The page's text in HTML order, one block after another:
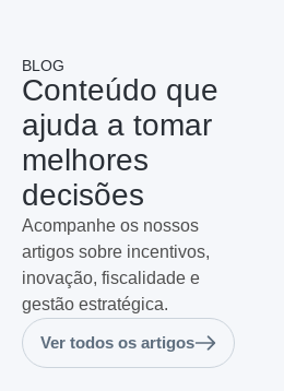
BLOG
Conteúdo que
ajuda a tomar
melhores
decisões
Acompanhe os nossos
artigos sobre incentivos,
inovação, fiscalidade e
gestão estratégica.
Ver todos os artigos